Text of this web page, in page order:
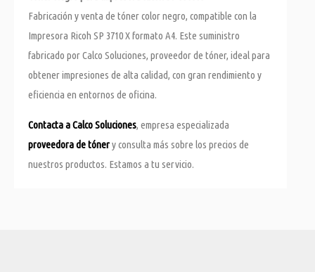
Fabricación y venta de tóner color negro, compatible con la
Impresora Ricoh SP 3710 X formato A4. Este suministro
fabricado por Calco Soluciones, proveedor de tóner, ideal para
obtener impresiones de alta calidad, con gran rendimiento y
eficiencia en entornos de oficina.
Contacta a Calco Soluciones, empresa especializada
proveedora de tónery consulta más sobre los precios de
nuestros productos. Estamos a tu servicio.